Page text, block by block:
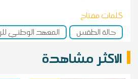
كلمات مفتاح
حالة الطقس
المعهد الوطني
الاكثر مشاهدة